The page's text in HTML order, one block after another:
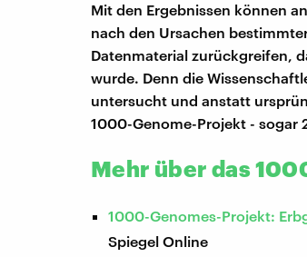
Mit den Ergebnissen können
nach den Ursachen
Datenmaterial zurückgreifen,
wurde. Denn die
untersucht und anstatt
1000-Genome-Projekt - sogar
Mehr über das
1000-Genomes-Projekt:
Spiegel Online